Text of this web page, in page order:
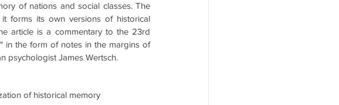
of nations and social classes. The
forms its own versions of historical
article is a commentary to the 23rd
in the form of notes in the margins of
psychologist James Wertsch.
of historical memory